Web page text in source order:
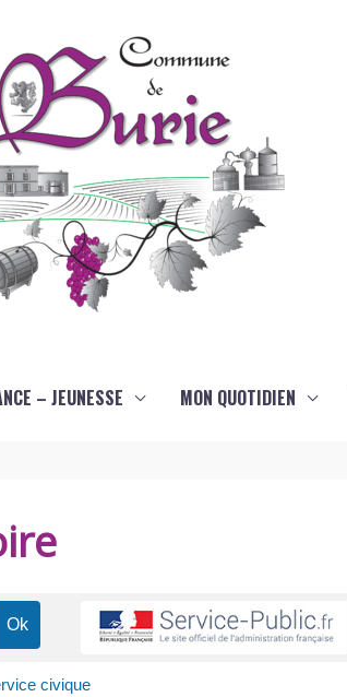
– JEUNESSE MON QUOTIDIEN
civique